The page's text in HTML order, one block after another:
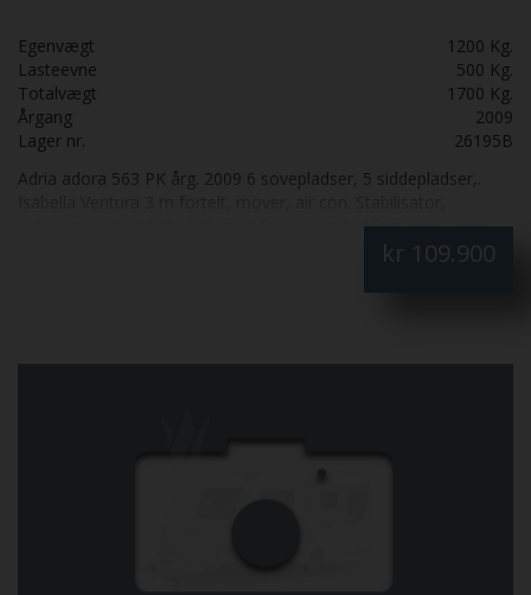
Egenvægt
1200 Kg.
Lasteevne
500 Kg.
Totalvægt
1700 Kg.
Årgang
2009
Lager nr.
26195B
Adria adora 563 PK årg. 2009 6 sovepladser, 5 siddepladser,.
gulvvarme, stort køleskab med fryser, rundsiddegruppe, køjer,
dobbeltseng, alu fælge, serviceklap. stor og rummelig
kr 109.900